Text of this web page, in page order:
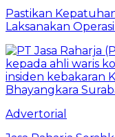
Pastikan
Laksanakan
Advertorial